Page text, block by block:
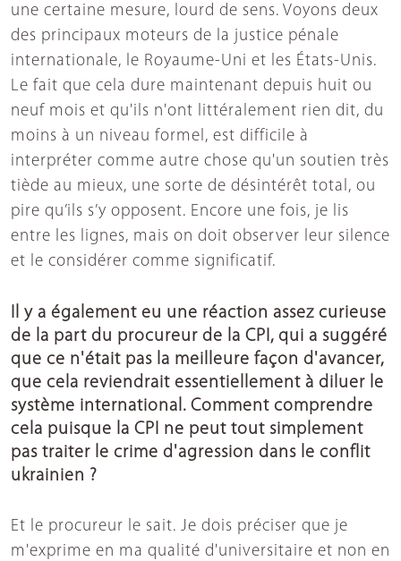
une certaine mesure, lourd de sens. Voyons deux
des principaux moteurs de la justice pénale
internationale, le Royaume-Uni et les États-Unis.
Le fait que cela dure maintenant depuis huit ou
neuf mois et qu'ils n'ont littéralement rien dit, du
moins à un niveau formel, est difficile à
interpréter comme autre chose qu'un soutien très
tiède au mieux, une sorte de désintérêt total, ou
pire qu’ils s’y opposent. Encore une fois, je lis
entre les lignes, mais on doit observer leur silence
et le considérer comme significatif.
Il y a également eu une réaction assez curieuse
de la part du procureur de la CPI, qui a suggéré
que ce n'était pas la meilleure façon d'avancer,
que cela reviendrait essentiellement à diluer le
système international. Comment comprendre
cela puisque la CPI ne peut tout simplement
pas traiter le crime d'agression dans le conflit
ukrainien ?
Et le procureur le sait. Je dois préciser que je
m'exprime en ma qualité d'universitaire et non en